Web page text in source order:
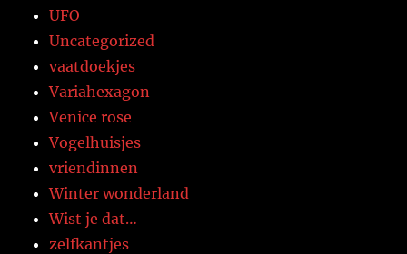
UFO
Uncategorized
vaatdoekjes
Variahexagon
Venice rose
Vogelhuisjes
vriendinnen
Winter wonderland
Wist je dat…
zelfkantjes